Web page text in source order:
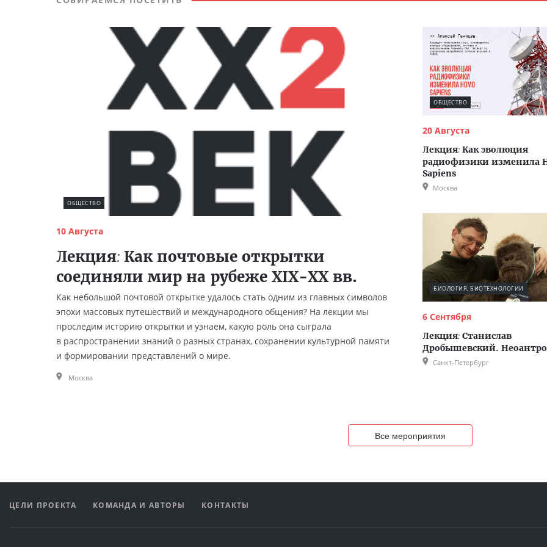
ОБЩЕСТВО
10 Августа
Лекция: Как почтовые открытки
соединяли мир на рубеже XIX-XX вв.
Как небольшой почтовой открытке удалось стать одним из главных символов
эпохи массовых путешествий и международного общения? На лекции мы
проследим историю открытки и узнаем, какую роль она сыграла
в распространении знаний о разных странах, сохранении культурной памяти
и формировании представлений о мире.
Москва
ОБЩЕСТВО
20 Августа
Лекция: Как эволюция
радиофизики изменила
Sapiens
Москва
БИОЛОГИЯ, БИОТЕХНОЛОГИИ
6 Сентября
Лекция: Станислав
Дробышевский.
Санкт-Петербург
Все мероприятия
ЦЕЛИ ПРОЕКТА КОМАНДА И АВТОРЫ КОНТАКТЫ